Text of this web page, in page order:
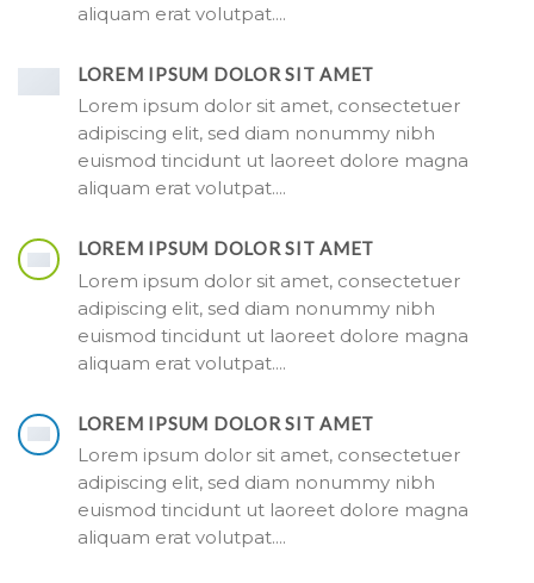
aliquam erat volutpat….
LOREM IPSUM DOLOR SIT AMET
Lorem ipsum dolor sit amet, consectetuer
adipiscing elit, sed diam nonummy nibh
euismod tincidunt ut laoreet dolore magna
aliquam erat volutpat….
LOREM IPSUM DOLOR SIT AMET
Lorem ipsum dolor sit amet, consectetuer
adipiscing elit, sed diam nonummy nibh
euismod tincidunt ut laoreet dolore magna
aliquam erat volutpat….
LOREM IPSUM DOLOR SIT AMET
Lorem ipsum dolor sit amet, consectetuer
adipiscing elit, sed diam nonummy nibh
euismod tincidunt ut laoreet dolore magna
aliquam erat volutpat….